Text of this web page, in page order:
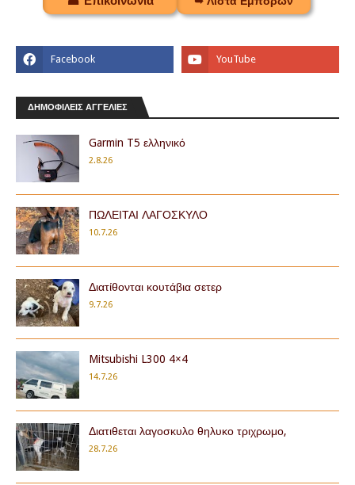
ΔΗΜΟΦΙΛΕΙΣ ΑΓΓΕΛΙΕΣ
Garmin T5 ελληνικό
2.8.26
ΠΩΛΕΙΤΑΙ ΛΑΓΟΣΚΥΛΟ
10.7.26
Διατίθονται κουτάβια σετερ
9.7.26
Mitsubishi L300 4×4
14.7.26
Διατιθεται λαγοσκυλο θηλυκο τριχρωμο,
28.7.26